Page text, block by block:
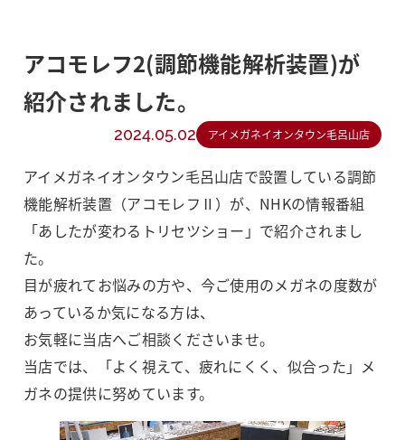
アコモレフ2(調節機能解析装置)が
紹介されました。
2024.05.02 アイメガネイオンタウン毛呂山店
アイメガネイオンタウン毛呂山店で設置している調節
機能解析装置（アコモレフⅡ）が、NHKの情報番組
「あしたが変わるトリセツショー」で紹介されまし
た。
目が疲れてお悩みの方や、今ご使用のメガネの度数が
あっているか気になる方は、
お気軽に当店へご相談くださいませ。
当店では、「よく視えて、疲れにくく、似合った」メ
ガネの提供に努めています。